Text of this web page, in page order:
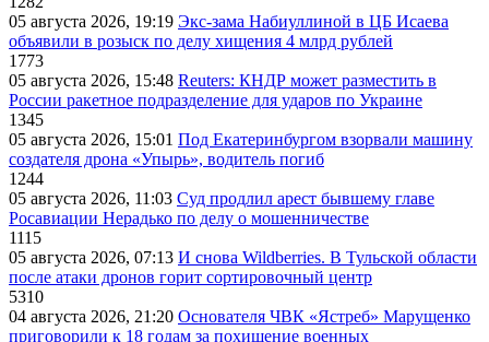
05 августа 2026, 19:19 Экс-зама Набиуллиной в ЦБ Исаева
объявили в розыск по делу хищения 4 млрд рублей
1773
05 августа 2026, 15:48 Reuters: КНДР может разместить в
России ракетное подразделение для ударов по Украине
1345
05 августа 2026, 15:01 Под Екатеринбургом взорвали машину
создателя дрона «Упырь», водитель погиб
1244
05 августа 2026, 11:03 Суд продлил арест бывшему главе
Росавиации Нерадько по делу о мошенничестве
1115
05 августа 2026, 07:13 И снова Wildberries. В Тульской области
после атаки дронов горит сортировочный центр
5310
04 августа 2026, 21:20 Основателя ЧВК «Ястреб» Марущенко
приговорили к 18 годам за похищение военных